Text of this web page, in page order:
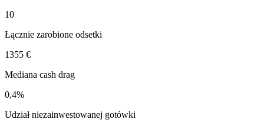
10
Łącznie zarobione odsetki
1355 €
Mediana cash drag
0,4%
Udział niezainwestowanej gotówki